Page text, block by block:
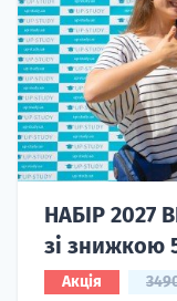
НАБІР 2027
зі знижкою
Акція